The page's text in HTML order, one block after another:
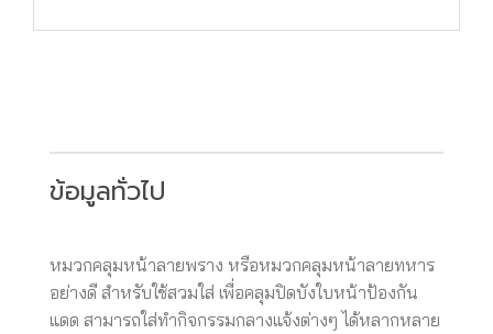
ข้อมูลทั่วไป
หมวกคลุมหน้าลายพราง หรือหมวกคลุมหน้าลายทหาร
อย่างดี สำหรับใช้สวมใส่ เพื่อคลุมปิดบังใบหน้าป้องกัน
แดด สามารถใส่ทำกิจกรรมกลางแจ้งต่างๆ ได้หลากหลาย